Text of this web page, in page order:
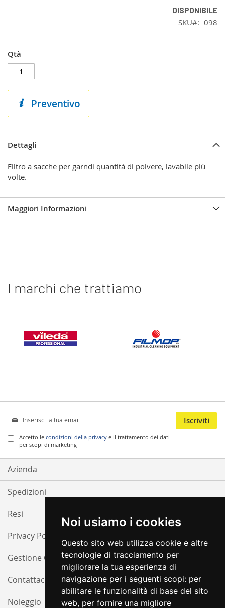
Noi usiamo i cookies
Questo sito web utilizza cookie e altre
tecnologie di tracciamento per
migliorare la tua esperienza di
navigazione per i seguenti scopi: per
abilitare le funzionalità di base del sito
web, per fornire una migliore
DISPONIBILE
SKU 098
Qtà
Preventivo
immagini
Dettagli
Filtro a sacche per garndi quantità di polvere, lavabile più
volte.
Maggiori Informazioni
I marchi che trattiamo
Iscriviti
alla
nostra
Newsletter:
Accetto le condizioni della privacy e il trattamento dei dati
per scopi di marketing
Iscriviti
Azienda
Spedizioni
Resi
Privacy Policy
Gestione Cookie
Contattaci
Noleggio